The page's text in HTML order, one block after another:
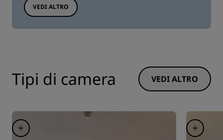
VEDI ALTRO
Tipi di camera VEDI ALTRO